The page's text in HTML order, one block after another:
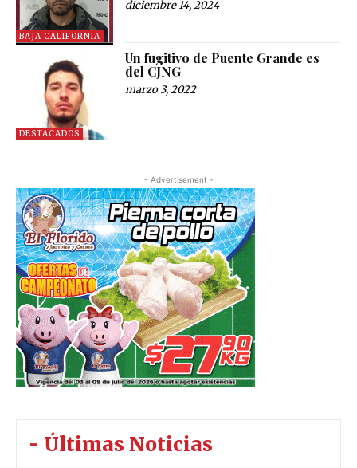
BAJA CALIFORNIA
diciembre 14, 2024
DESTACADOS
Un fugitivo de Puente Grande es
del CJNG
marzo 3, 2022
- Advertisement -
- Últimas Noticias